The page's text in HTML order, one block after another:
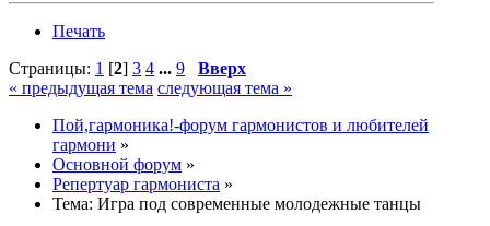
Печать
Страницы: 1 [2] 3 4 ... 9
Вверх
« предыдущая тема следующая тема »
Пой,гармоника!-форум гармонистов и любителей
гармони »
Основной форум »
Репертуар гармониста »
Тема: Игра под современные молодежные танцы